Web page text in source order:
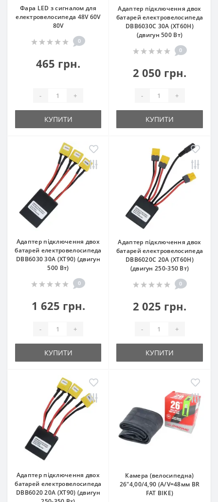
Фара LED з сигналом для
електровелосипеда 48V 60V
80V
0
465 грн.
- +
КУПИТИ
Адаптер підключення двох
батарей електровелосипеда
DBB6030C 30A (XT60H)
(двигун 500 Вт)
0
2 050 грн.
- +
КУПИТИ
Адаптер підключення двох
батарей електровелосипеда
DBB6030 30A (XT90) (двигун
500 Вт)
0
1 625 грн.
- +
КУПИТИ
Адаптер підключення двох
батарей електровелосипеда
DBB6020C 20A (XT60H)
(двигун 250-350 Вт)
0
2 025 грн.
- +
КУПИТИ
Адаптер підключення двох
батарей електровелосипеда
DBB6020 20A (XT90) (двигун
Камера (велосипедна)
26"4,00/4,90 (A/V=48мм BR
FAT BIKE)